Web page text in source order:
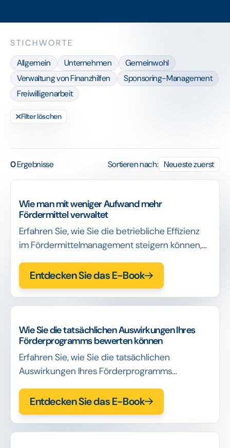
STICHWORTE
Allgemein
Unternehmen
Gemeinwohl
Verwaltung von Finanzhilfen
Sponsoring-Management
Freiwilligenarbeit
Filter löschen
0Ergebnisse Sortieren nach: Neueste zuerst
Wie man mit weniger Aufwand mehr
Fördermittel verwaltet
Erfahren Sie, wie Sie die betriebliche Effizienz
im Fördermittelmanagement steigern können,
Nacharbeiten reduzieren und skalierbare
Systeme aufbauen, ohne die Kosten oder
Risiken zu erhöhen.
Entdecken Sie das E-Book
Wie Sie die tatsächlichen Auswirkungen Ihres
Förderprogramms bewerten können
Erfahren Sie, wie Sie die tatsächlichen
Auswirkungen Ihres Förderprogramms
Logik und entscheidungsrelevante Daten in Ihre
täglichen Abläufe integrieren.
Entdecken Sie das E-Book